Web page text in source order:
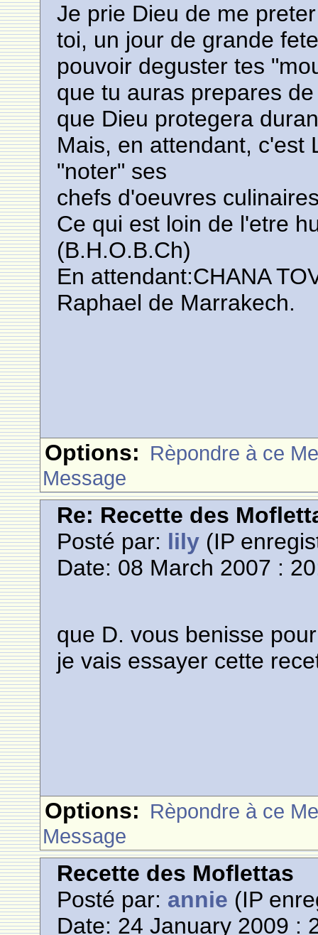
Je prie Dieu de me
toi, un jour de grande
pouvoir deguster tes
que tu auras prepares
que Dieu protegera
Mais, en attendant, c'est
"noter" ses
chefs d'oeuvres
Ce qui est loin de l'etre
(B.H.O.B.Ch)
En attendant:CHANA
Raphael de Marrakech.
Options: Rèpondre à ce
Message
Re: Recette des
Posté par: lily (IP
Date: 08 March 2007 :
que D. vous benisse
je vais essayer cette
Options: Rèpondre à ce
Message
Recette des Moflettas
Posté par: annie (IP
Date: 24 January 2009 :